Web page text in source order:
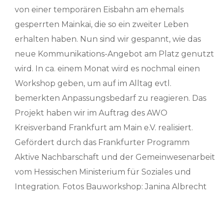
von einer temporären Eisbahn am ehemals
gesperrten Mainkai, die so ein zweiter Leben
erhalten haben. Nun sind wir gespannt, wie das
neue Kommunikations-Angebot am Platz genutzt
wird. In ca. einem Monat wird es nochmal einen
Workshop geben, um auf im Alltag evtl.
bemerkten Anpassungsbedarf zu reagieren. Das
Projekt haben wir im Auftrag des AWO
Kreisverband Frankfurt am Main e.V. realisiert.
Gefördert durch das Frankfurter Programm
Aktive Nachbarschaft und der Gemeinwesenarbeit
vom Hessischen Ministerium für Soziales und
Integration. Fotos Bauworkshop: Janina Albrecht